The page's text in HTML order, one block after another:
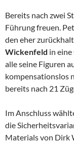
Bereits nach zwei
Führung freuen.
den eher
Wickenfeld in
alle seine Figuren
kompensationslos
bereits nach 21
Im Anschluss
die
Materials von Dirk